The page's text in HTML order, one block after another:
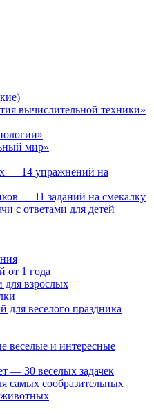
вычислительной техники»
мир»
— 14 упражнений на
— 11 заданий на смекалку
с ответами для детей
от 1 года
для взрослых
веселого праздника
веселые и интересные
— 30 веселых задачек
самых сообразительных
животных